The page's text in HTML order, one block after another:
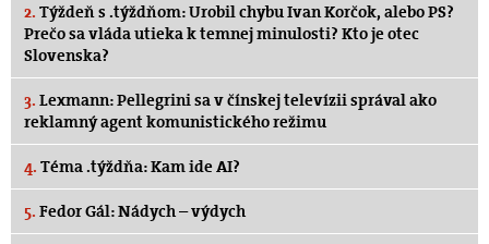
2. Týždeň s .týždňom: Urobil chybu Ivan Korčok, alebo PS?
Prečo sa vláda utieka k temnej minulosti? Kto je otec
Slovenska?
3. Lexmann: Pellegrini sa v čínskej televízii správal ako
reklamný agent komunistického režimu
4. Téma .týždňa: Kam ide AI?
5. Fedor Gál: Nádych – výdych